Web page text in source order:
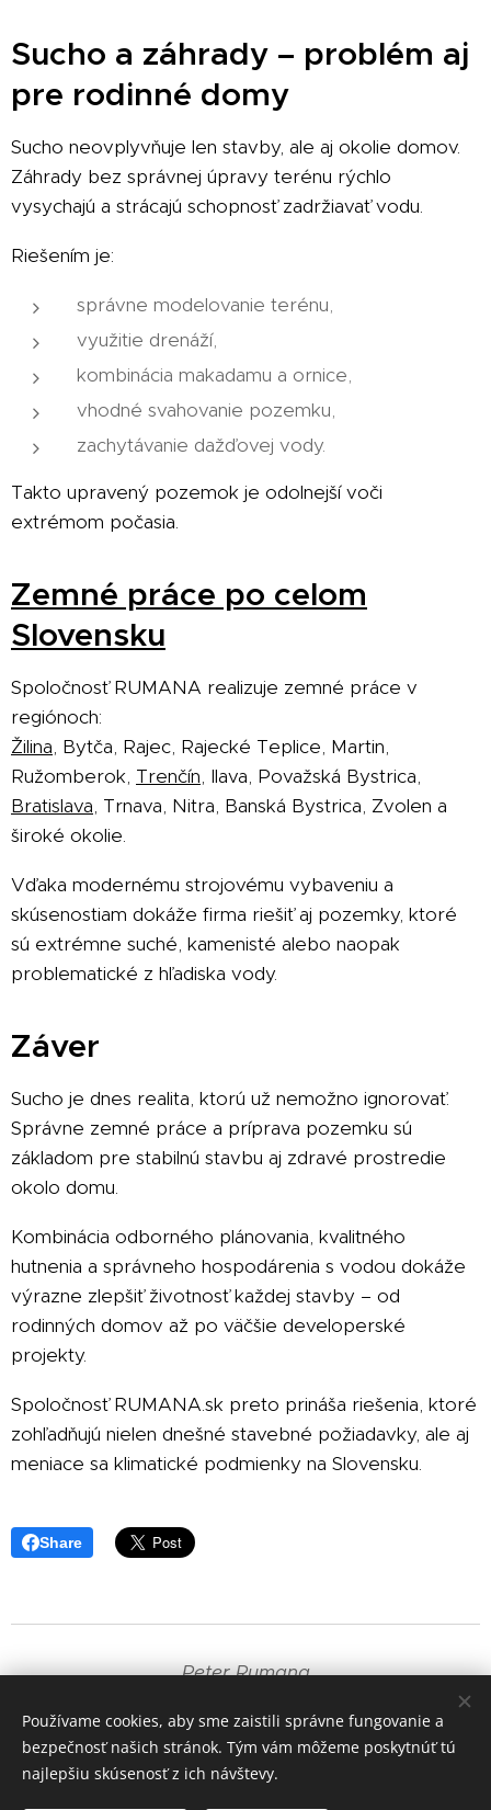
Sucho a záhrady – problém aj
pre rodinné domy
Sucho neovplyvňuje len stavby, ale aj okolie domov.
Záhrady bez správnej úpravy terénu rýchlo
vysychajú a strácajú schopnosť zadržiavať vodu.
Riešením je:
správne modelovanie terénu,
využitie drenáží,
kombinácia makadamu a ornice,
vhodné svahovanie pozemku,
zachytávanie dažďovej vody.
Takto upravený pozemok je odolnejší voči
extrémom počasia.
Zemné práce po celom
Slovensku
Spoločnosť RUMANA realizuje zemné práce v
regiónoch:
Žilina, Bytča, Rajec, Rajecké Teplice, Martin,
Ružomberok, Trenčín, Ilava, Považská Bystrica,
Bratislava, Trnava, Nitra, Banská Bystrica, Zvolen a
široké okolie.
Vďaka modernému strojovému vybaveniu a
skúsenostiam dokáže firma riešiť aj pozemky, ktoré
sú extrémne suché, kamenisté alebo naopak
problematické z hľadiska vody.
Záver
Sucho je dnes realita, ktorú už nemožno ignorovať.
Správne zemné práce a príprava pozemku sú
základom pre stabilnú stavbu aj zdravé prostredie
okolo domu.
Kombinácia odborného plánovania, kvalitného
hutnenia a správneho hospodárenia s vodou dokáže
výrazne zlepšiť životnosť každej stavby – od
rodinných domov až po väčšie developerské
projekty.
Spoločnosť RUMANA.sk preto prináša riešenia, ktoré
zohľadňujú nielen dnešné stavebné požiadavky, ale aj
meniace sa klimatické podmienky na Slovensku.
Share
Peter Rumana
Cookies
Používame cookies, aby sme zaistili správne fungovanie a
bezpečnosť našich stránok. Tým vám môžeme poskytnúť tú
najlepšiu skúsenosť z ich návštevy.